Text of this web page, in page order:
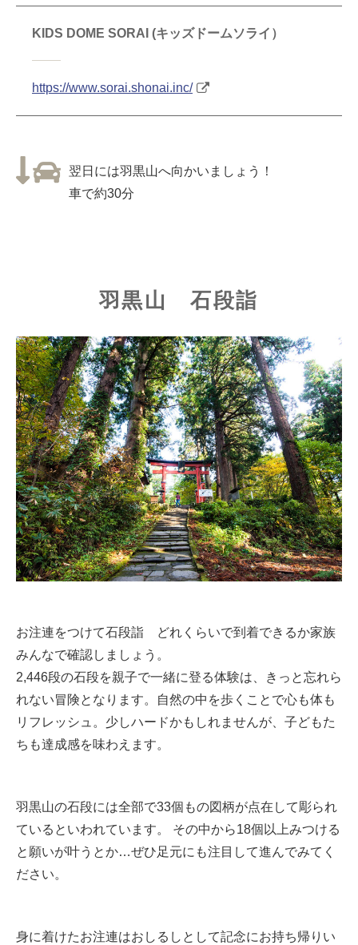
KIDS DOME SORAI (キッズドームソライ）
https://www.sorai.shonai.inc/
翌日には羽黒山へ向かいましょう！
車で約30分
羽黒山 石段詣
お注連をつけて石段詣 どれくらいで到着できるか家族
みんなで確認しましょう。
2,446段の石段を親子で一緒に登る体験は、きっと忘れら
れない冒険となります。自然の中を歩くことで心も体も
リフレッシュ。少しハードかもしれませんが、子どもた
ちも達成感を味わえます。
羽黒山の石段には全部で33個もの図柄が点在して彫られ
ているといわれています。 その中から18個以上みつける
と願いが叶うとか…ぜひ足元にも注目して進んでみてく
ださい。
身に着けたお注連はおしるしとして記念にお持ち帰りい